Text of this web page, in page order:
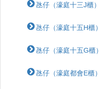
氹仔（濠庭十三J櫃）
氹仔（濠庭十五H櫃）
氹仔（濠庭十五G櫃）
氹仔（濠庭都會E櫃）